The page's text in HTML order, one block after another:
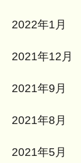
2022年1月
2021年12月
2021年9月
2021年8月
2021年5月